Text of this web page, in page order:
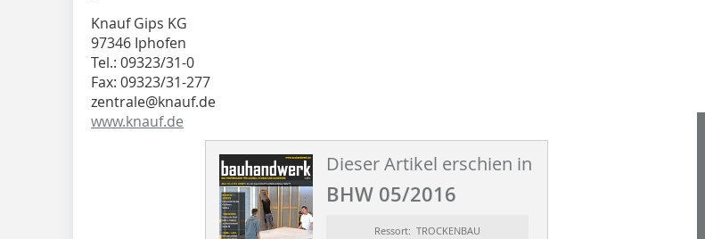
Knauf Gips KG
97346 Iphofen
Tel.: 09323/31-0
Fax: 09323/31-277
zentrale@knauf.de
www.knauf.de
Dieser Artikel erschien in
BHW 05/2016
Ressort: TROCKENBAU